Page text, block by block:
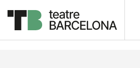
Descripción Ficha artística